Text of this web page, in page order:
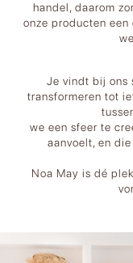
handel, daarom
onze producten een
Je vindt bij ons
transformeren tot
we een sfeer te
aanvoelt, en
Noa May is dé